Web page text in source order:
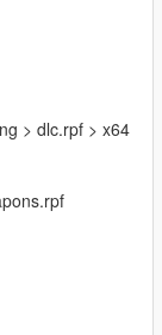
> dlc.rpf > x64